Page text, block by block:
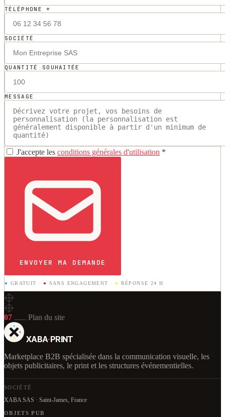
TÉLÉPHONE *
SOCIÉTÉ
QUANTITÉ SOUHAITÉE
MESSAGE
J'accepte les conditions générales d'utilisation *
ENVOYER MA DEMANDE
● GRATUIT · ● SANS ENGAGEMENT · ● RÉPONSE 24 H
07 Plan du site
XABA·PRINT
Marketplace B2B spécialisée dans la communication visuelle, les
objets publicitaires, le print et les structures événementielles.
SOCIÉTÉ
XABA SAS · Saint-James, France
OBJETS PUB